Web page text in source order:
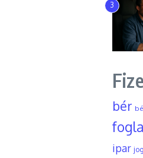
3
bér
ipar jog